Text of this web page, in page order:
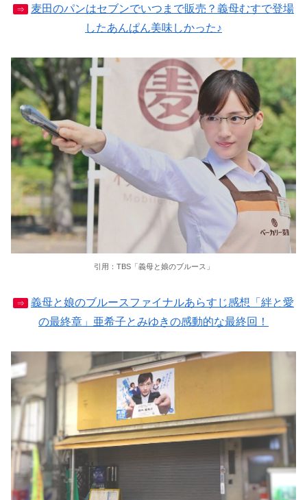
⇒
麦田のパンはセブンでいつまで販売？義母むすで登場
したあんぱん美味しかった♪
引用：TBS「義母と娘のブルース」
⇒
義母と娘のブルースファイナルあらすじ感想「絆と愛
の最終章」亜希子とみゆきの感動的な最終回！